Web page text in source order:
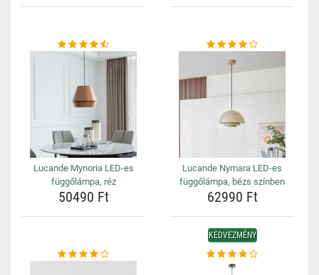
Lucande Mynoria LED-es
függőlámpa, réz
50490 Ft
Lucande Nymara LED-es
függőlámpa, bézs színben
62990 Ft
KEDVEZMÉNY